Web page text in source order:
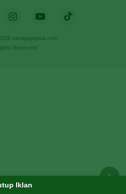
sasagupapua.com
Reserved
Iklan